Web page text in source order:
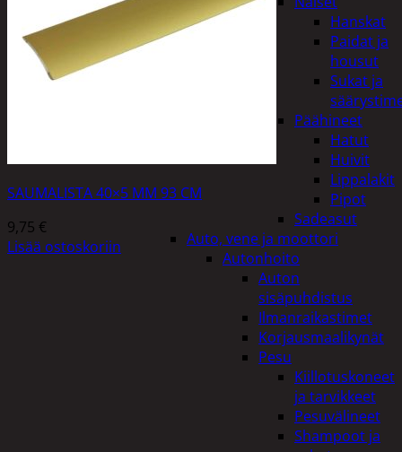
Hanskat
Paidat ja
housut
Sukat ja
Päähineet
Hatut
Huivit
Lippalakit
Pipot
Sadeasut
Auto, vene ja moottori
Autonhoito
Auton
sisäpuhdistus
Ilmanraikastimet
Korjausmaalikynät
Pesu
Kiillotuskoneet
ja tarvikkeet
Pesuvälineet
Shampoot ja
SAUMALISTA 40×5 MM 93 CM
9,75 €
Lisää ostoskoriin